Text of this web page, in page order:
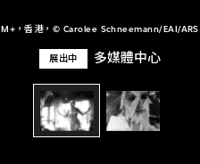
M+，香港，© Carolee Schneemann/EAI/ARS
展出中 多媒體中心